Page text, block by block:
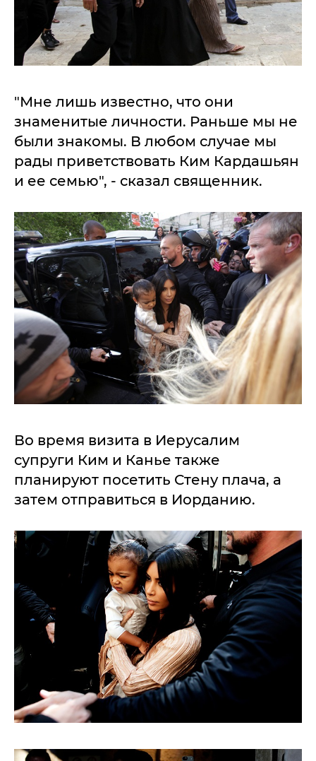
"Мне лишь известно, что они
знаменитые личности. Раньше мы не
были знакомы. В любом случае мы
рады приветствовать Ким Кардашьян
и ее семью", - сказал священник.
Во время визита в Иерусалим
супруги Ким и Канье также
планируют посетить Стену плача, а
затем отправиться в Иорданию.